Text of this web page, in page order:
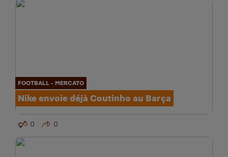
FOOTBALL - MERCATO
Nike envoie déjà Coutinho au Barça
0 0